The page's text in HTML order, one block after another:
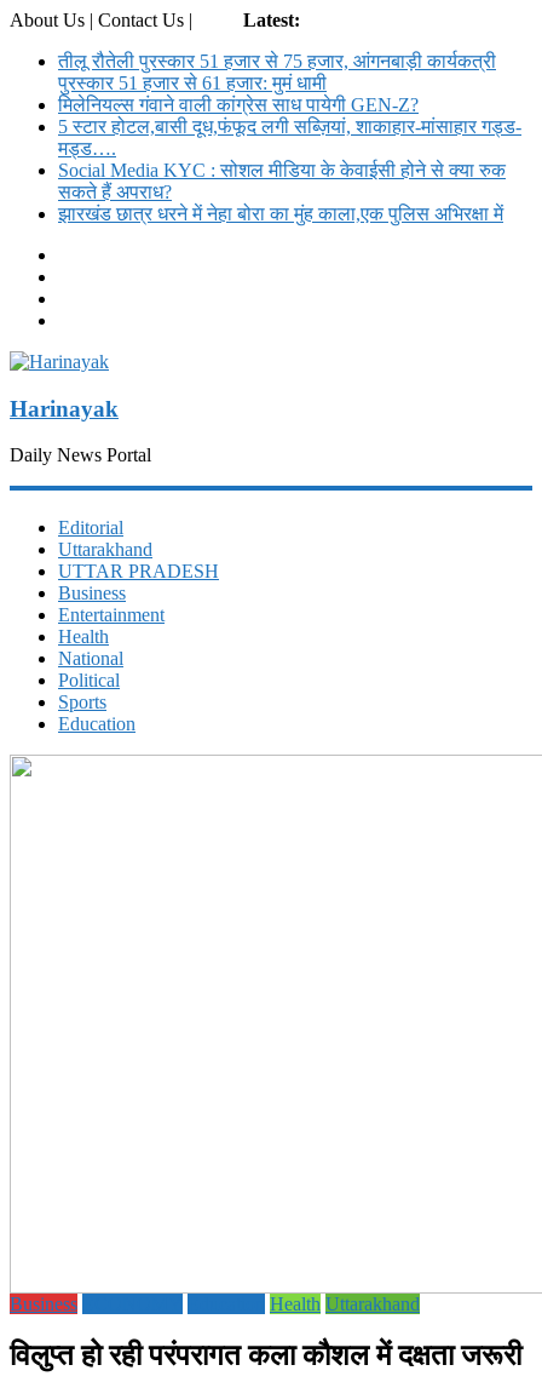
About Us | Contact Us |
Latest:
तीलू रौतेली पुरस्कार 51 हजार से 75 हजार, आंगनबाड़ी कार्यकत्री
पुरस्कार 51 हजार से 61 हजार: मुमं धामी
मिलेनियल्स गंवाने वाली कांग्रेस साध पायेगी GEN-Z?
5 स्टार होटल,बासी दूध,फंफूद लगी सब्ज़ियां, शाकाहार-मांसाहार गड्ड-
मड्ड….
Social Media KYC : सोशल मीडिया के केवाईसी होने से क्या रुक
सकते हैं अपराध?
झारखंड छात्र धरने में नेहा बोरा का मुंह काला,एक पुलिस अभिरक्षा में
Harinayak
Daily News Portal
Editorial
Uttarakhand
UTTAR PRADESH
Business
Entertainment
Health
National
Political
Sports
Education
Business Health Uttarakhand
विलुप्त हो रही परंपरागत कला कौशल में दक्षता जरूरी